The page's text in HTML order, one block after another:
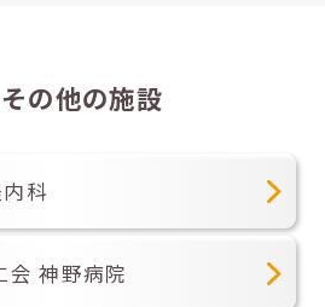
の他の施設
科
会 神野病院